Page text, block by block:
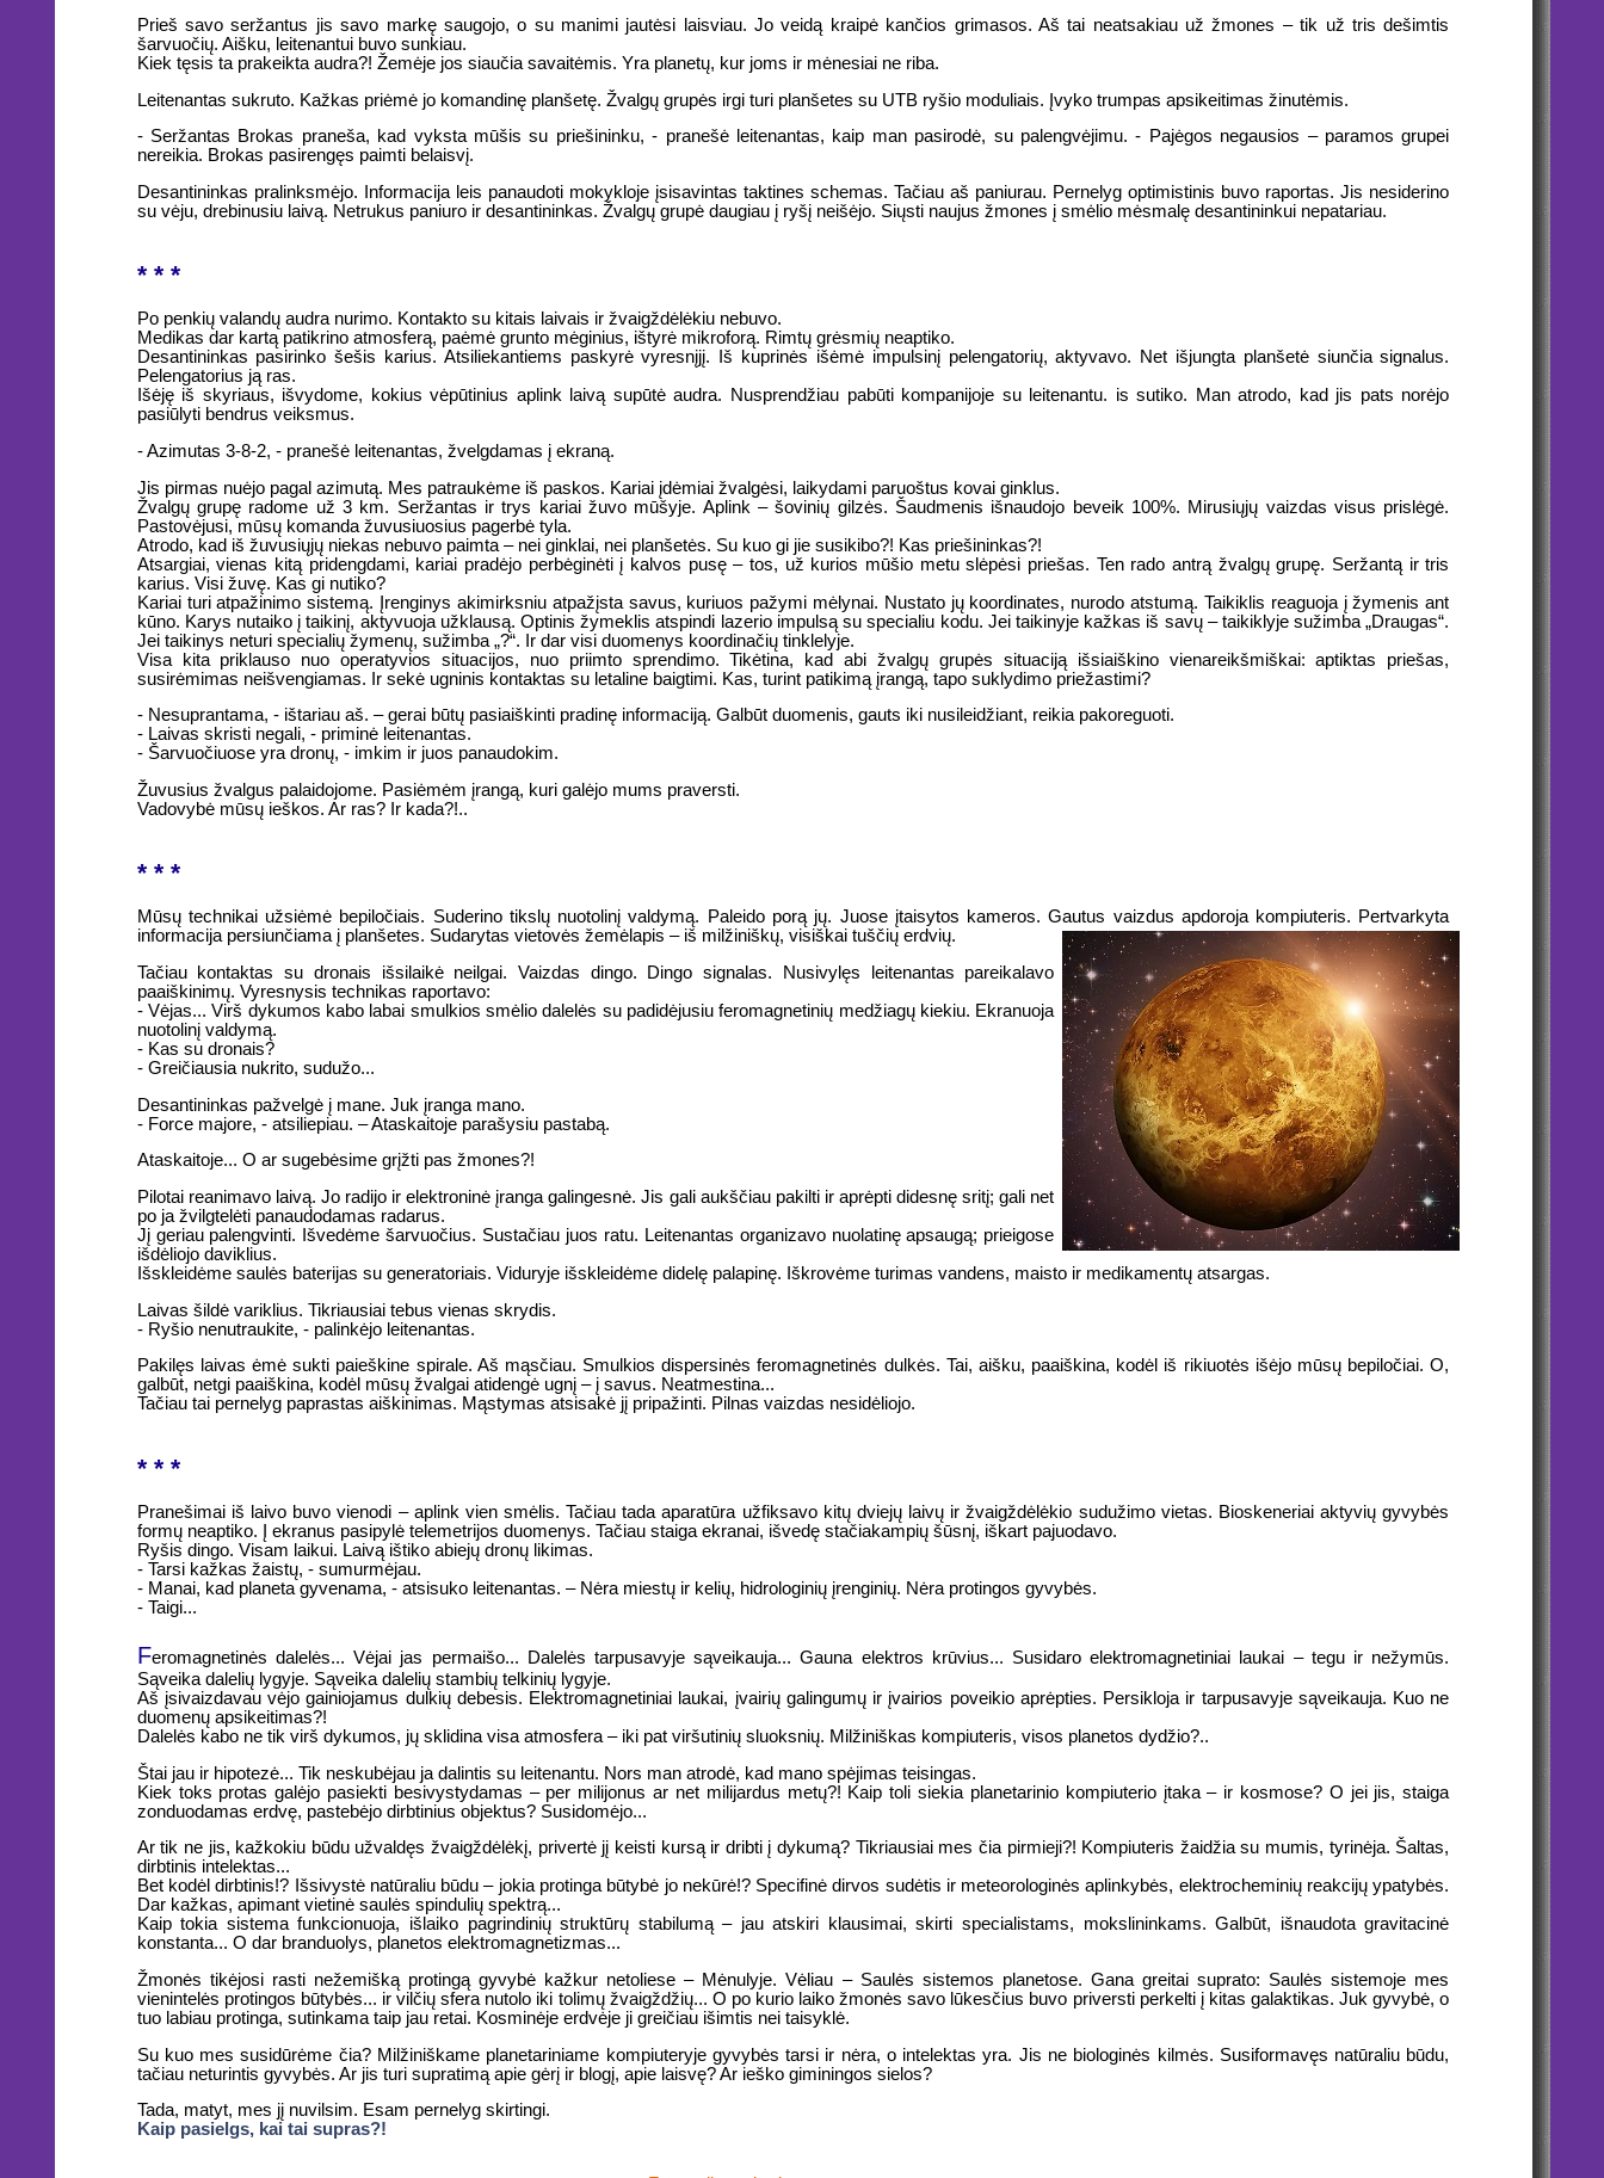
Prieš savo seržantus jis savo markę saugojo, o su manimi jautėsi laisviau. Jo veidą kraipė kančios grimasos. Aš tai neatsakiau už žmones – tik už tris dešimtis
šarvuočių. Aišku, leitenantui buvo sunkiau.
Kiek tęsis ta prakeikta audra?! Žemėje jos siaučia savaitėmis. Yra planetų, kur joms ir mėnesiai ne riba.
Leitenantas sukruto. Kažkas priėmė jo komandinę planšetę. Žvalgų grupės irgi turi planšetes su UTB ryšio moduliais. Įvyko trumpas apsikeitimas žinutėmis.
- Seržantas Brokas praneša, kad vyksta mūšis su priešininku, - pranešė leitenantas, kaip man pasirodė, su palengvėjimu. - Pajėgos negausios – paramos grupei
nereikia. Brokas pasirengęs paimti belaisvį.
Desantininkas pralinksmėjo. Informacija leis panaudoti mokykloje įsisavintas taktines schemas. Tačiau aš paniurau. Pernelyg optimistinis buvo raportas. Jis nesiderino
su vėju, drebinusiu laivą. Netrukus paniuro ir desantininkas. Žvalgų grupė daugiau į ryšį neišėjo. Siųsti naujus žmones į smėlio mėsmalę desantininkui nepatariau.
* * *
Po penkių valandų audra nurimo. Kontakto su kitais laivais ir žvaigždėlėkiu nebuvo.
Medikas dar kartą patikrino atmosferą, paėmė grunto mėginius, ištyrė mikroforą. Rimtų grėsmių neaptiko.
Desantininkas pasirinko šešis karius. Atsiliekantiems paskyrė vyresnįjį. Iš kuprinės išėmė impulsinį pelengatorių, aktyvavo. Net išjungta planšetė siunčia signalus.
Pelengatorius ją ras.
Išėję iš skyriaus, išvydome, kokius vėpūtinius aplink laivą supūtė audra. Nusprendžiau pabūti kompanijoje su leitenantu. is sutiko. Man atrodo, kad jis pats norėjo
pasiūlyti bendrus veiksmus.
- Azimutas 3-8-2, - pranešė leitenantas, žvelgdamas į ekraną.
Jis pirmas nuėjo pagal azimutą. Mes patraukėme iš paskos. Kariai įdėmiai žvalgėsi, laikydami paruoštus kovai ginklus.
Žvalgų grupę radome už 3 km. Seržantas ir trys kariai žuvo mūšyje. Aplink – šovinių gilzės. Šaudmenis išnaudojo beveik 100%. Mirusiųjų vaizdas visus prislėgė.
Pastovėjusi, mūsų komanda žuvusiuosius pagerbė tyla.
Atrodo, kad iš žuvusiųjų niekas nebuvo paimta – nei ginklai, nei planšetės. Su kuo gi jie susikibo?! Kas priešininkas?!
Atsargiai, vienas kitą pridengdami, kariai pradėjo perbėginėti į kalvos pusę – tos, už kurios mūšio metu slėpėsi priešas. Ten rado antrą žvalgų grupę. Seržantą ir tris
karius. Visi žuvę. Kas gi nutiko?
Kariai turi atpažinimo sistemą. Įrenginys akimirksniu atpažįsta savus, kuriuos pažymi mėlynai. Nustato jų koordinates, nurodo atstumą. Taikiklis reaguoja į žymenis ant
kūno. Karys nutaiko į taikinį, aktyvuoja užklausą. Optinis žymeklis atspindi lazerio impulsą su specialiu kodu. Jei taikinyje kažkas iš savų – taikiklyje sužimba „Draugas“.
Jei taikinys neturi specialių žymenų, sužimba „?“. Ir dar visi duomenys koordinačių tinklelyje.
Visa kita priklauso nuo operatyvios situacijos, nuo priimto sprendimo. Tikėtina, kad abi žvalgų grupės situaciją išsiaiškino vienareikšmiškai: aptiktas priešas,
susirėmimas neišvengiamas. Ir sekė ugninis kontaktas su letaline baigtimi. Kas, turint patikimą įrangą, tapo suklydimo priežastimi?
- Nesuprantama, - ištariau aš. – gerai būtų pasiaiškinti pradinę informaciją. Galbūt duomenis, gauts iki nusileidžiant, reikia pakoreguoti.
- Laivas skristi negali, - priminė leitenantas.
- Šarvuočiuose yra dronų, - imkim ir juos panaudokim.
Žuvusius žvalgus palaidojome. Pasiėmėm įrangą, kuri galėjo mums praversti.
Vadovybė mūsų ieškos. Ar ras? Ir kada?!..
* * *
Mūsų technikai užsiėmė bepiločiais. Suderino tikslų nuotolinį valdymą. Paleido porą jų. Juose įtaisytos kameros. Gautus vaizdus apdoroja kompiuteris. Pertvarkyta
informacija persiunčiama į planšetes. Sudarytas vietovės žemėlapis – iš milžiniškų, visiškai tuščių erdvių.
Tačiau kontaktas su dronais išsilaikė neilgai. Vaizdas dingo. Dingo signalas. Nusivylęs leitenantas pareikalavo
paaiškinimų. Vyresnysis technikas raportavo:
- Vėjas... Virš dykumos kabo labai smulkios smėlio dalelės su padidėjusiu feromagnetinių medžiagų kiekiu. Ekranuoja
nuotolinį valdymą.
- Kas su dronais?
- Greičiausia nukrito, sudužo...
Desantininkas pažvelgė į mane. Juk įranga mano.
- Force majore, - atsiliepiau. – Ataskaitoje parašysiu pastabą.
Ataskaitoje... O ar sugebėsime grįžti pas žmones?!
Pilotai reanimavo laivą. Jo radijo ir elektroninė įranga galingesnė. Jis gali aukščiau pakilti ir aprėpti didesnę sritį; gali net
po ja žvilgtelėti panaudodamas radarus.
Jį geriau palengvinti. Išvedėme šarvuočius. Sustačiau juos ratu. Leitenantas organizavo nuolatinę apsaugą; prieigose
išdėliojo daviklius.
Išskleidėme saulės baterijas su generatoriais. Viduryje išskleidėme didelę palapinę. Iškrovėme turimas vandens, maisto ir medikamentų atsargas.
Laivas šildė variklius. Tikriausiai tebus vienas skrydis.
- Ryšio nenutraukite, - palinkėjo leitenantas.
Pakilęs laivas ėmė sukti paieškine spirale. Aš mąsčiau. Smulkios dispersinės feromagnetinės dulkės. Tai, aišku, paaiškina, kodėl iš rikiuotės išėjo mūsų bepiločiai. O,
galbūt, netgi paaiškina, kodėl mūsų žvalgai atidengė ugnį – į savus. Neatmestina...
Tačiau tai pernelyg paprastas aiškinimas. Mąstymas atsisakė jį pripažinti. Pilnas vaizdas nesidėliojo.
* * *
Pranešimai iš laivo buvo vienodi – aplink vien smėlis. Tačiau tada aparatūra užfiksavo kitų dviejų laivų ir žvaigždėlėkio sudužimo vietas. Bioskeneriai aktyvių gyvybės
formų neaptiko. Į ekranus pasipylė telemetrijos duomenys. Tačiau staiga ekranai, išvedę stačiakampių šūsnį, iškart pajuodavo.
Ryšis dingo. Visam laikui. Laivą ištiko abiejų dronų likimas.
- Tarsi kažkas žaistų, - sumurmėjau.
- Manai, kad planeta gyvenama, - atsisuko leitenantas. – Nėra miestų ir kelių, hidrologinių įrenginių. Nėra protingos gyvybės.
- Taigi...
Feromagnetinės dalelės... Vėjai jas permaišo... Dalelės tarpusavyje sąveikauja... Gauna elektros krūvius... Susidaro elektromagnetiniai laukai – tegu ir nežymūs.
Sąveika dalelių lygyje. Sąveika dalelių stambių telkinių lygyje.
Aš įsivaizdavau vėjo gainiojamus dulkių debesis. Elektromagnetiniai laukai, įvairių galingumų ir įvairios poveikio aprėpties. Persikloja ir tarpusavyje sąveikauja. Kuo ne
duomenų apsikeitimas?!
Dalelės kabo ne tik virš dykumos, jų sklidina visa atmosfera – iki pat viršutinių sluoksnių. Milžiniškas kompiuteris, visos planetos dydžio?..
Štai jau ir hipotezė... Tik neskubėjau ja dalintis su leitenantu. Nors man atrodė, kad mano spėjimas teisingas.
Kiek toks protas galėjo pasiekti besivystydamas – per milijonus ar net milijardus metų?! Kaip toli siekia planetarinio kompiuterio įtaka – ir kosmose? O jei jis, staiga
zonduodamas erdvę, pastebėjo dirbtinius objektus? Susidomėjo...
Ar tik ne jis, kažkokiu būdu užvaldęs žvaigždėlėkį, privertė jį keisti kursą ir dribti į dykumą? Tikriausiai mes čia pirmieji?! Kompiuteris žaidžia su mumis, tyrinėja. Šaltas,
dirbtinis intelektas...
Bet kodėl dirbtinis!? Išsivystė natūraliu būdu – jokia protinga būtybė jo nekūrė!? Specifinė dirvos sudėtis ir meteorologinės aplinkybės, elektrocheminių reakcijų ypatybės.
Dar kažkas, apimant vietinė saulės spindulių spektrą...
Kaip tokia sistema funkcionuoja, išlaiko pagrindinių struktūrų stabilumą – jau atskiri klausimai, skirti specialistams, mokslininkams. Galbūt, išnaudota gravitacinė
konstanta... O dar branduolys, planetos elektromagnetizmas...
Žmonės tikėjosi rasti nežemišką protingą gyvybė kažkur netoliese – Mėnulyje. Vėliau – Saulės sistemos planetose. Gana greitai suprato: Saulės sistemoje mes
vienintelės protingos būtybės... ir vilčių sfera nutolo iki tolimų žvaigždžių... O po kurio laiko žmonės savo lūkesčius buvo priversti perkelti į kitas galaktikas. Juk gyvybė, o
tuo labiau protinga, sutinkama taip jau retai. Kosminėje erdvėje ji greičiau išimtis nei taisyklė.
Su kuo mes susidūrėme čia? Milžiniškame planetariniame kompiuteryje gyvybės tarsi ir nėra, o intelektas yra. Jis ne biologinės kilmės. Susiformavęs natūraliu būdu,
tačiau neturintis gyvybės. Ar jis turi supratimą apie gėrį ir blogį, apie laisvę? Ar ieško giminingos sielos?
Tada, matyt, mes jį nuvilsim. Esam pernelyg skirtingi.
Kaip pasielgs, kai tai supras?!